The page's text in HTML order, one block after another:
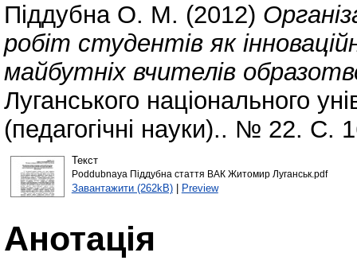
Піддубна О. М. (2012)
робіт студентів як
майбутніх вчителів
Луганського національного
(педагогічні науки).. № 22. С.
Текст
Poddubnaya Піддубна стаття ВАК Житомир Луганськ.pdf
Завантажити (262kB)| Preview
Анотація